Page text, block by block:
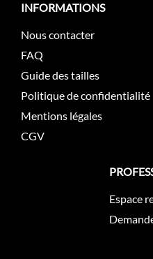
INFORMATIONS
Nous contacter
FAQ
Guide des tailles
Politique de confidentialité
Mentions légales
CGV
Espace